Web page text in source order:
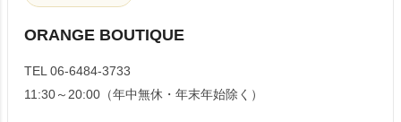
ORANGE BOUTIQUE
TEL 06-6484-3733
11:30～20:00（年中無休・年末年始除く）